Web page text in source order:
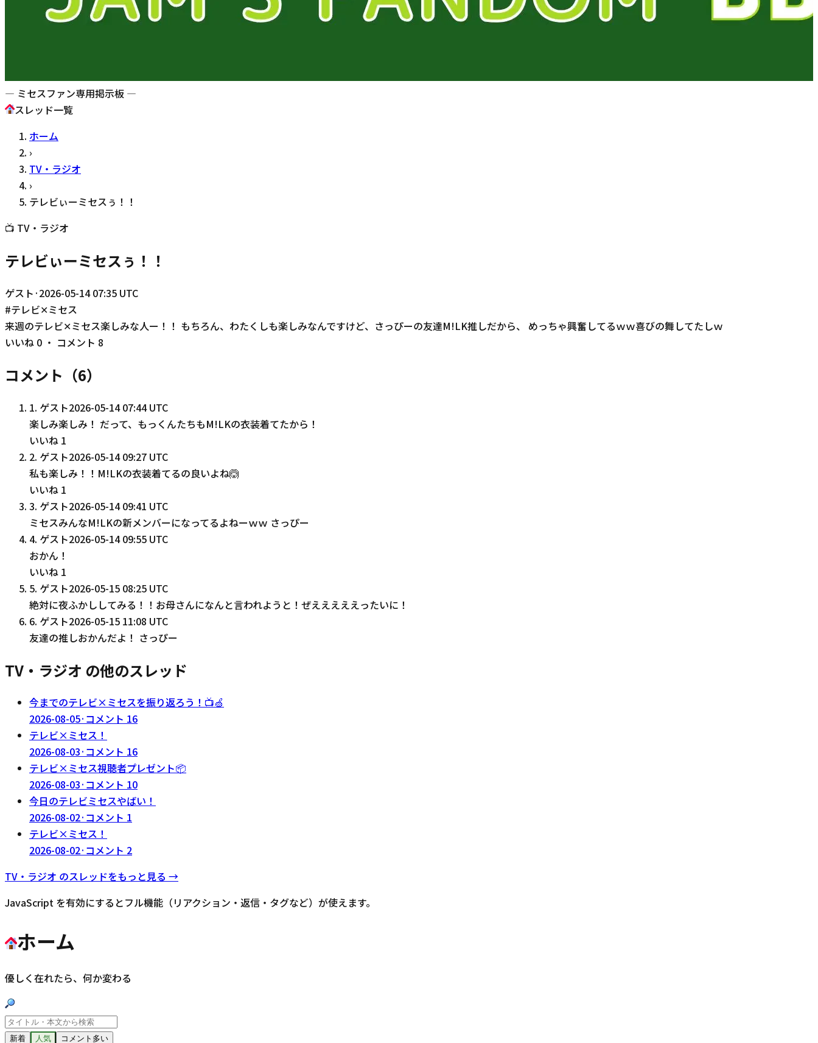
— ミセスファン専用掲示板 —
スレッド一覧
ホーム
›
TV・ラジオ
›
テレビぃーミセスぅ！！
📺 TV・ラジオ
テレビぃーミセスぅ！！
ゲスト ·2026-05-14 07:35 UTC
#テレビ✕ミセス
来週のテレビ✕ミセス楽しみな人ー！！ もちろん、わたくしも楽しみなんですけど、さっぴーの友達M!LK推しだから、 めっちゃ興奮してるｗｗ喜びの舞してたしｗ
いいね 0 ・ コメント 8
コメント（6）
1. ゲスト2026-05-14 07:44 UTC
楽しみ楽しみ！ だって、もっくんたちもM!LKの衣装着てたから！
いいね 1
2. ゲスト2026-05-14 09:27 UTC
私も楽しみ！！M!LKの衣装着てるの良いよね🙆
いいね 1
3. ゲスト2026-05-14 09:41 UTC
ミセスみんなM!LKの新メンバーになってるよねーｗｗ さっぴー
4. ゲスト2026-05-14 09:55 UTC
おかん！
いいね 1
5. ゲスト2026-05-15 08:25 UTC
絶対に夜ふかししてみる！！お母さんになんと言われようと！ぜえええええったいに！
6. ゲスト2026-05-15 11:08 UTC
友達の推しおかんだよ！ さっぴー
TV・ラジオ の他のスレッド
今までのテレビ×ミセスを振り返ろう！📺🍏
2026-08-05· コメント 16
テレビ×ミセス！
2026-08-03· コメント 16
テレビ×ミセス視聴者プレゼント📦
2026-08-03· コメント 10
今日のテレビミセスやばい！
2026-08-02· コメント 1
テレビ×ミセス！
2026-08-02· コメント 2
TV・ラジオ のスレッドをもっと見る →
JavaScript を有効にするとフル機能（リアクション・返信・タグなど）が使えます。
ホーム
優しく在れたら、何か変わる
新着 人気 コメント多い